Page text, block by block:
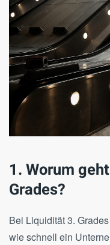
1. Worum
Grades?
Bei Liquidität 3.
wie schnell ein